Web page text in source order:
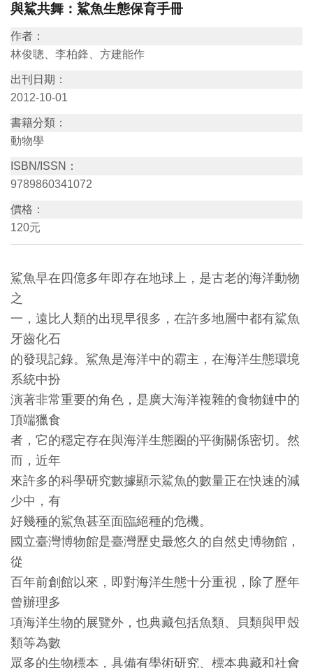
訊
展
覽
資
育
動
版
文
創
典
藏
研
究
便
民
服
務
政
府
公
開
資
與鯊共舞：鯊魚生態保育手冊
作者：
林俊聰、李柏鋒、方建能作
出刊日期：
2012-10-01
書籍分類：
動物學
ISBN/ISSN：
9789860341072
價格：
120元
鯊魚早在四億多年即存在地球上，是古老的海洋動物
之
一，遠比人類的出現早很多，在許多地層中都有鯊魚
牙齒化石
的發現記錄。鯊魚是海洋中的霸主，在海洋生態環境
系統中扮
演著非常重要的角色，是廣大海洋複雜的食物鏈中的
頂端獵食
者，它的穩定存在與海洋生態圈的平衡關係密切。然
而，近年
來許多的科學研究數據顯示鯊魚的數量正在快速的減
少中，有
好幾種的鯊魚甚至面臨絕種的危機。
國立臺灣博物館是臺灣歷史最悠久的自然史博物館，
從
百年前創館以來，即對海洋生態十分重視，除了歷年
曾辦理多
項海洋生物的展覽外，也典藏包括魚類、貝類與甲殼
類等為數
眾多的生物標本，具備有學術研究、標本典藏和社會